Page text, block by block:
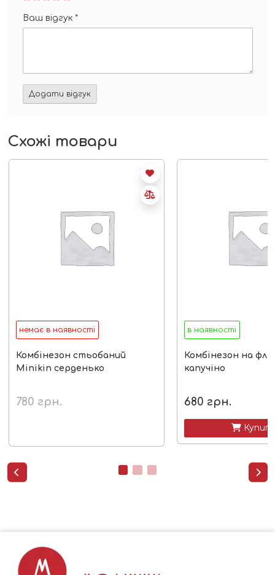
Ваш відгук *
Схожі товари
немає в наявності
Комбінезон стьобаний
Minikin серденько
780 грн.
в наявності
Комбінезон на
капучіно
680 грн.

 